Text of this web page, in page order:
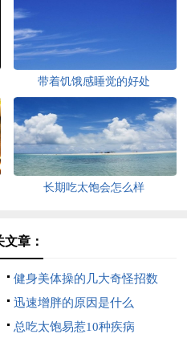
带着饥饿感睡觉的好处
长期吃太饱会怎么样
章：
健身美体操的几大奇怪招数
迅速增胖的原因是什么
总吃太饱易惹10种疾病